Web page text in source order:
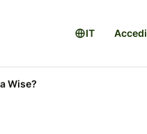
IT Accedi
Wise?